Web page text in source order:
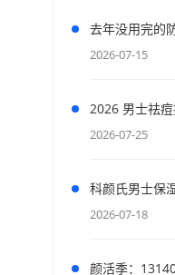
去年没用完的
吗？先涂耳后试
2026-07-15
2026 男士祛
舒缓红肿痘痘
2026-07-25
科颜氏男士保
最佳补水选择
2026-07-18
颜活季：